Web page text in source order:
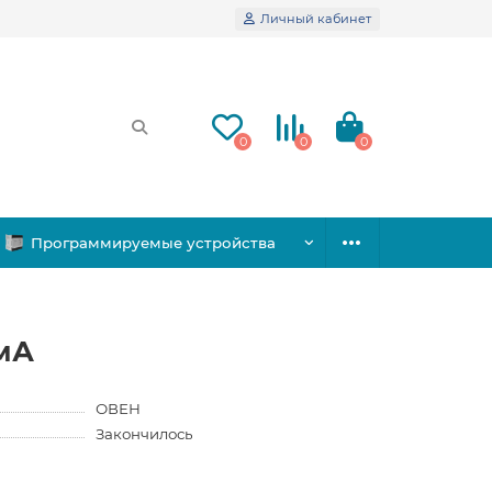
Личный кабинет
0 0 0
Программируемые устройства
ОВЕН
Закончилось